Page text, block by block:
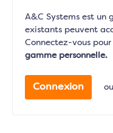
A&C Systems est un
existants peuvent
Connectez-vous
gamme personnelle.
Connexion ou